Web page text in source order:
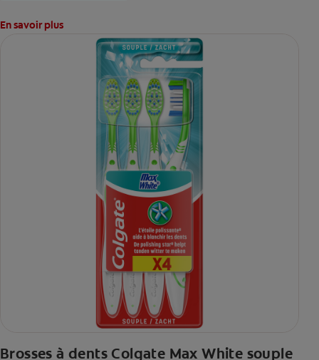
En savoir plus
Brosses à dents Colgate Max White souple